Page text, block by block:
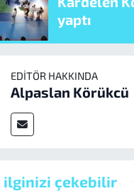
yaptı
EDITÖR HAKKINDA
Alpaslan Körükcü
ilginizi çekebilir